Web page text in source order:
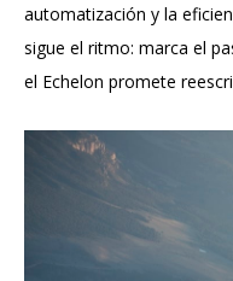
automatización y la
sigue el ritmo: marca el
el Echelon promete